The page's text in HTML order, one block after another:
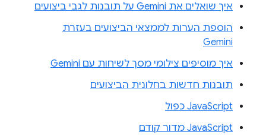
איך שואלים את Gemini על תובנות לגבי ביצועים
הוספת הערות לממצאי הביצועים בעזרת
Gemini
איך מוסיפים צילומי מסך לשיחות עם Gemini
תובנות חדשות בחלונית הביצועים
JavaScript כפול
JavaScript מדור קודם